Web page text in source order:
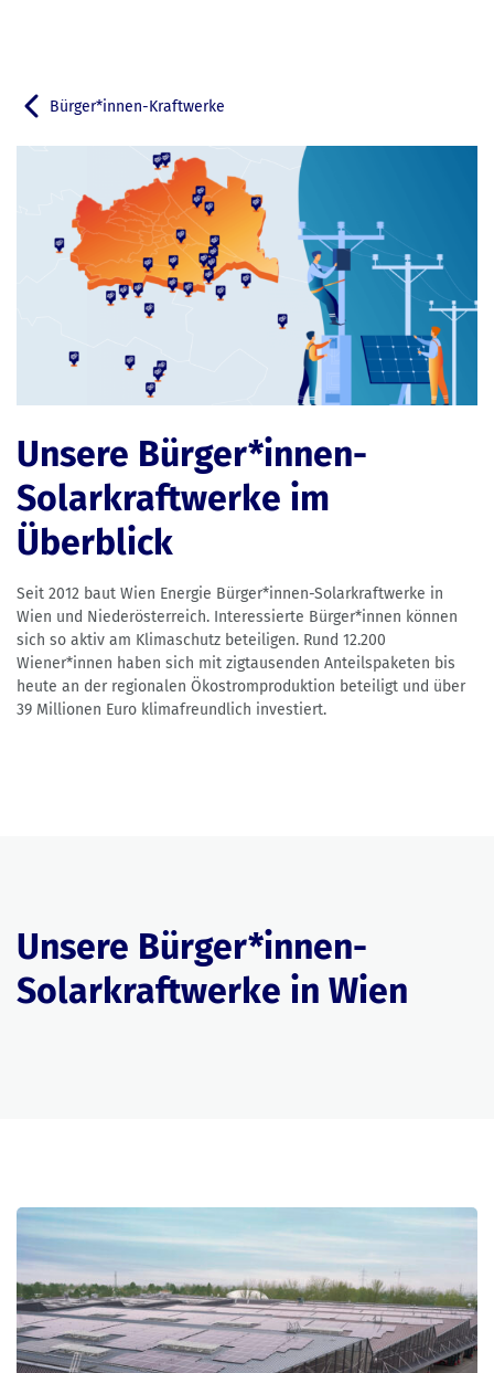
Zurück zu
Bürger*innen-Kraftwerke
Unsere Bürger*innen-
Solarkraftwerke im
Überblick
Seit 2012 baut Wien Energie Bürger*innen-Solarkraftwerke in
Wien und Niederösterreich. Interessierte Bürger*innen können
sich so aktiv am Klimaschutz beteiligen. Rund 12.200
Wiener*innen haben sich mit zigtausenden Anteilspaketen bis
heute an der regionalen Ökostromproduktion beteiligt und über
39 Millionen Euro klimafreundlich investiert.
Unsere Bürger*innen-
Solarkraftwerke in Wien